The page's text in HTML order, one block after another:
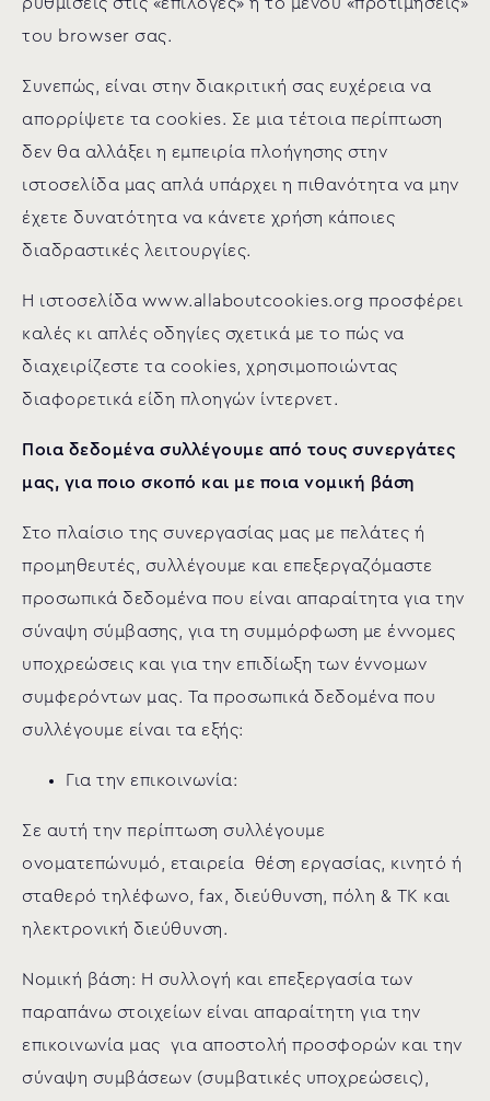
του browser σας.
Συνεπώς, είναι στην διακριτική σας ευχέρεια να
απορρίψετε τα cookies. Σε μια τέτοια περίπτωση
δεν θα αλλάξει η εμπειρία πλοήγησης στην
ιστοσελίδα μας απλά υπάρχει η πιθανότητα να μην
έχετε δυνατότητα να κάνετε χρήση κάποιες
διαδραστικές λειτουργίες.
Η ιστοσελίδα www.allaboutcookies.org προσφέρει
καλές κι απλές οδηγίες σχετικά με το πώς να
διαχειρίζεστε τα cookies, χρησιμοποιώντας
διαφορετικά είδη πλοηγών ίντερνετ.
Ποια δεδομένα συλλέγουμε από τους συνεργάτες
μας, για ποιο σκοπό και με ποια νομική βάση
Στο πλαίσιο της συνεργασίας μας με πελάτες ή
προμηθευτές, συλλέγουμε και επεξεργαζόμαστε
προσωπικά δεδομένα που είναι απαραίτητα για την
σύναψη σύμβασης, για τη συμμόρφωση με έννομες
υποχρεώσεις και για την επιδίωξη των έννομων
συμφερόντων μας. Τα προσωπικά δεδομένα που
συλλέγουμε είναι τα εξής:
Για την επικοινωνία:
Σε αυτή την περίπτωση συλλέγουμε
ονοματεπώνυμό, εταιρεία θέση εργασίας, κινητό ή
σταθερό τηλέφωνο, fax, διεύθυνση, πόλη & ΤΚ και
ηλεκτρονική διεύθυνση.
Νομική βάση: Η συλλογή και επεξεργασία των
παραπάνω στοιχείων είναι απαραίτητη για την
επικοινωνία μας για αποστολή προσφορών και την
σύναψη συμβάσεων (συμβατικές υποχρεώσεις),